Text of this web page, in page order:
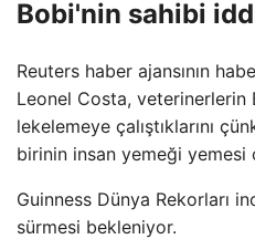
Bobi'nin sahibi
Reuters haber ajansının
Leonel Costa, veterinerlerin
lekelemeye çalıştıklarını
birinin insan yemeği
Guinness Dünya Rekorları
sürmesi bekleniyor.